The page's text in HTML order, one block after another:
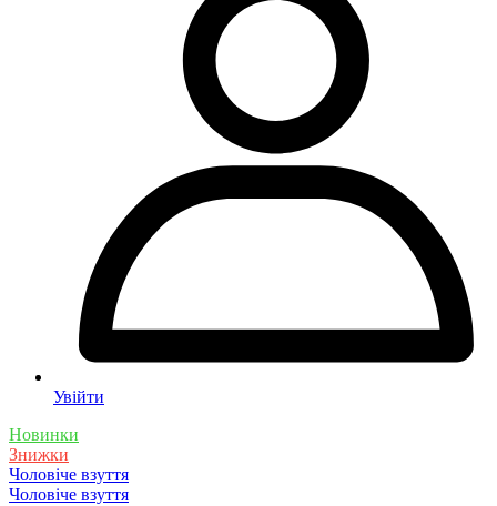
Увійти
Новинки
Знижки
Чоловіче взуття
Чоловіче взуття